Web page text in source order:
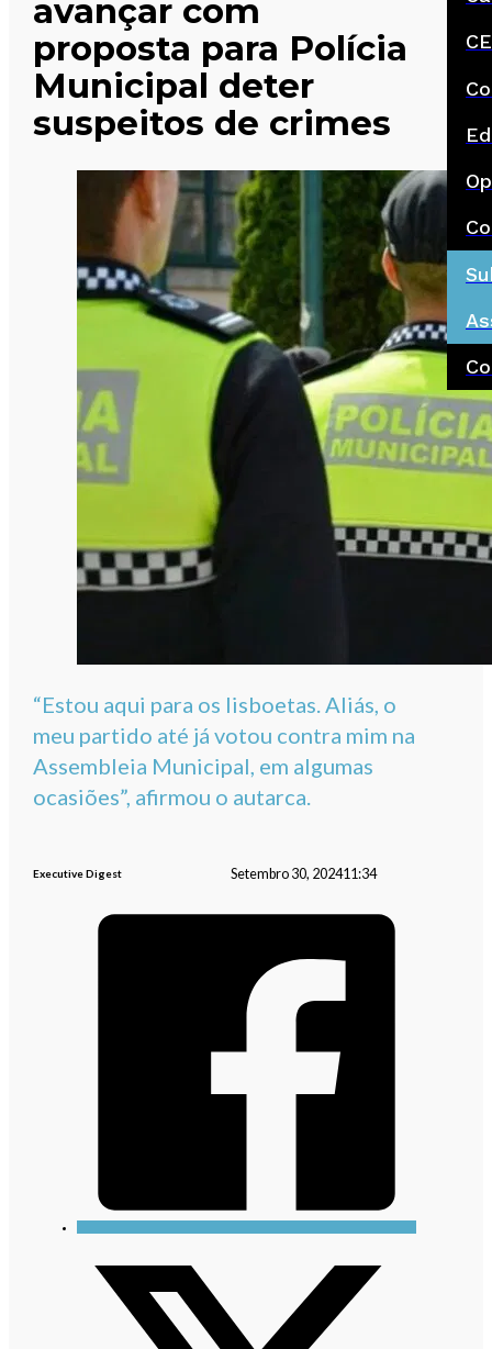
avançar com
proposta para Polícia
Municipal deter
suspeitos de crimes
“Estou aqui para os lisboetas. Aliás, o
meu partido até já votou contra mim na
Assembleia Municipal, em algumas
ocasiões”, afirmou o autarca.
Executive Digest Setembro 30, 202411:34